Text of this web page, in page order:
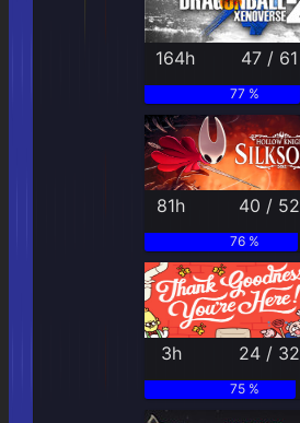
164h 47 / 61
77 %
81h 40 / 52
76 %
3h 24 / 32
75 %